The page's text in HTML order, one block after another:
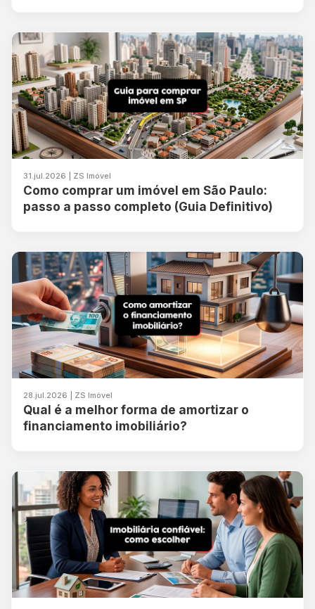
31.jul.2026 | ZS Imóvel
Como comprar um imóvel em São Paulo:
passo a passo completo (Guia Definitivo)
28.jul.2026 | ZS Imóvel
Qual é a melhor forma de amortizar o
financiamento imobiliário?